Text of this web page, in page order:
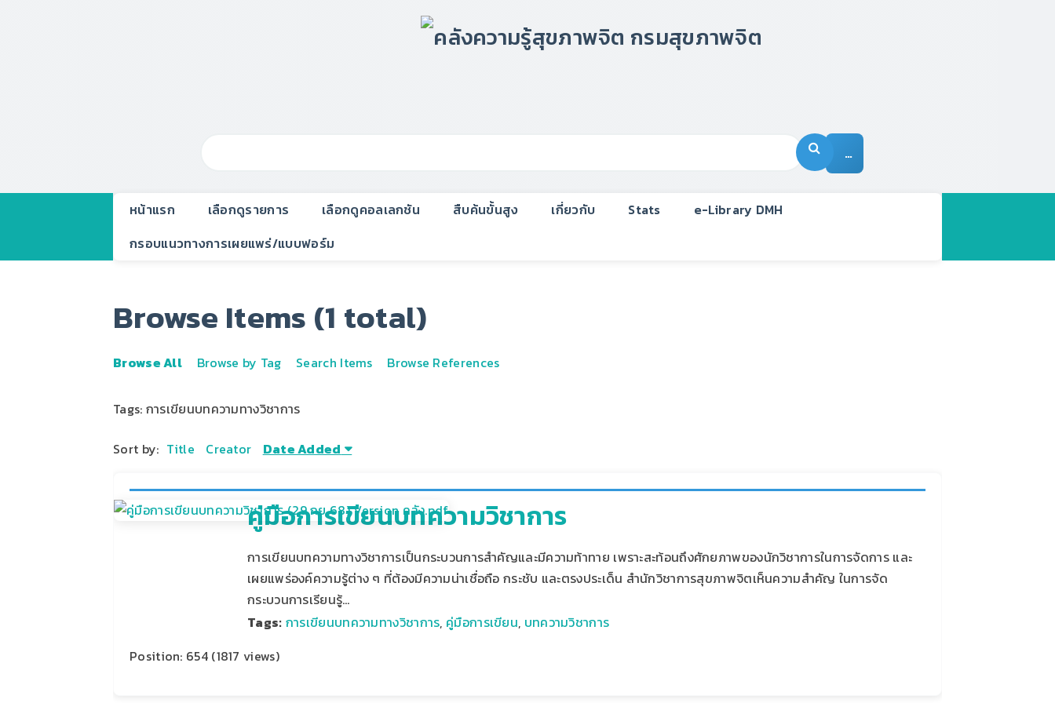
…
หน้าแรก เลือกดูรายการ เลือกดูคอลเลกชัน สืบค้นขั้นสูง เกี่ยวกับ Stats
e-Library DMH
กรอบแนวทางการเผยแพร่/แบบฟอร์ม
Browse Items (1 total)
Browse All Browse by Tag Search Items Browse References
Tags: การเขียนบทความทางวิชาการ
Sort by: Title Creator Date Added
คู่มือการเขียนบทความวิชาการ
การเขียนบทความทางวิชาการเป็นกระบวนการสำคัญและมีความท้าทาย เพราะสะท้อนถึงศักยภาพของนักวิชาการในการจัดการ และ
เผยแพร่องค์ความรู้ต่าง ๆ ที่ต้องมีความน่าเชื่อถือ กระชับ และตรงประเด็น สำนักวิชาการสุขภาพจิตเห็นความสำคัญ ในการจัด
กระบวนการเรียนรู้…
Tags: การเขียนบทความทางวิชาการ, คู่มือการเขียน, บทความวิชาการ
Position: 654(1817 views)